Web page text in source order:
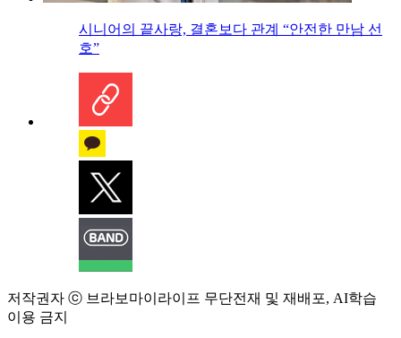
시니어의 끝사랑, 결혼보다 관계 “안전한 만남 선
호”
저작권자 ⓒ 브라보마이라이프 무단전재 및 재배포, AI학습
이용 금지